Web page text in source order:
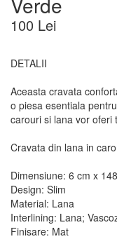
100 Lei
DETALII
Aceasta cravata
o piesa esentiala
carouri si lana vor oferi
Cravata din lana in
Dimensiune: 6 cm x
Design: Slim
Material: Lana
Interlining: Lana;
Finisare: Mat